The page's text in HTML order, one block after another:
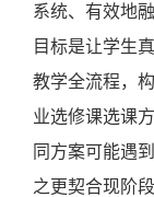
系统、有效地
目标是让学生
教学全流程，
业选修课选课
同方案可能遇
之更契合现阶